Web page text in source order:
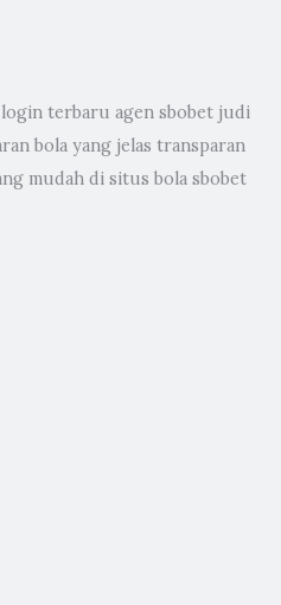
login terbaru agen sbobet judi
bola yang jelas transparan
mudah di situs bola sbobet